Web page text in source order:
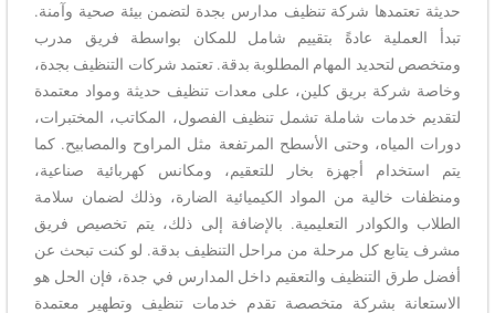
حديثة تعتمدها شركة تنظيف مدارس بجدة لتضمن بيئة صحية وآمنة.
تبدأ العملية عادةً بتقييم شامل للمكان بواسطة فريق مدرب
ومتخصص لتحديد المهام المطلوبة بدقة. تعتمد شركات التنظيف بجدة،
وخاصة شركة بريق كلين، على معدات تنظيف حديثة ومواد معتمدة
لتقديم خدمات شاملة تشمل تنظيف الفصول، المكاتب، المختبرات،
دورات المياه، وحتى الأسطح المرتفعة مثل المراوح والمصابيح. كما
يتم استخدام أجهزة بخار للتعقيم، ومكانس كهربائية صناعية،
ومنظفات خالية من المواد الكيميائية الضارة، وذلك لضمان سلامة
الطلاب والكوادر التعليمية. بالإضافة إلى ذلك، يتم تخصيص فريق
مشرف يتابع كل مرحلة من مراحل التنظيف بدقة. لو كنت تبحث عن
أفضل طرق التنظيف والتعقيم داخل المدارس في جدة، فإن الحل هو
الاستعانة بشركة متخصصة تقدم خدمات تنظيف وتطهير معتمدة